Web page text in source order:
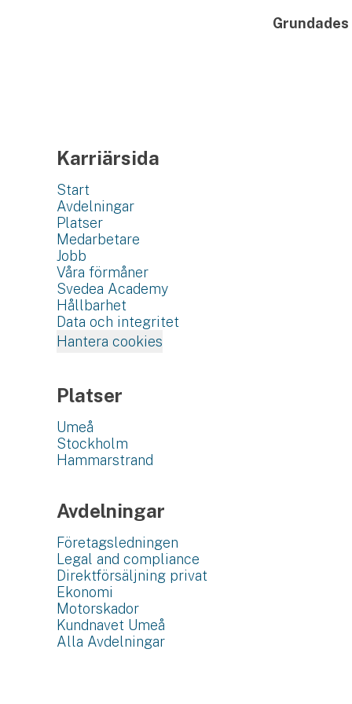
Grundades
Karriärsida
Start
Avdelningar
Platser
Medarbetare
Jobb
Våra förmåner
Svedea Academy
Hållbarhet
Data och integritet
Hantera cookies
Platser
Umeå
Stockholm
Hammarstrand
Avdelningar
Företagsledningen
Legal and compliance
Direktförsäljning privat
Ekonomi
Motorskador
Kundnavet Umeå
Alla Avdelningar